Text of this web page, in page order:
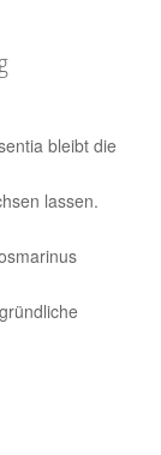
bleibt die
lassen.